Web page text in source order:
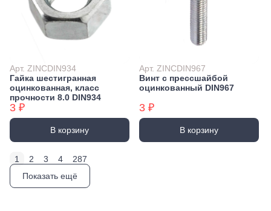
Арт. ZINCDIN934
Гайка шестигранная
оцинкованная, класс
прочности 8.0 DIN934
3 ₽
В корзину
Арт. ZINCDIN967
Винт с прессшайбой
оцинкованный DIN967
3 ₽
В корзину
1 2 3 4
287
Показать ещё